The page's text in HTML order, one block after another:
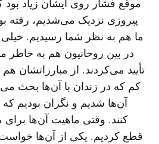
موقع فشار روی ایشان زیاد بود
پیروزی نزدیک می‌شدیم، رفته
ما هم به نظر شما رسیدیم. خیلی
در بین روحانیون هم به خاطر
تأیید می‌‌کردند. از مبارزاتشان
کم که در زندان با آن‌ها بحث
آن‌ها شدیم و نگران بودیم که
کنند. وقتی ماهیت آن‌ها
قطع کردیم. یکی از آن‌ها